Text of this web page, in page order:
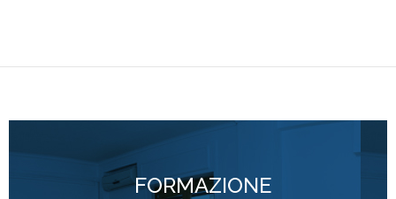
FORMAZIONE